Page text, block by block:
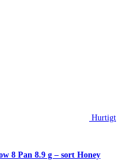
Hurtigt
8 Pan 8.9 g – sort Honey